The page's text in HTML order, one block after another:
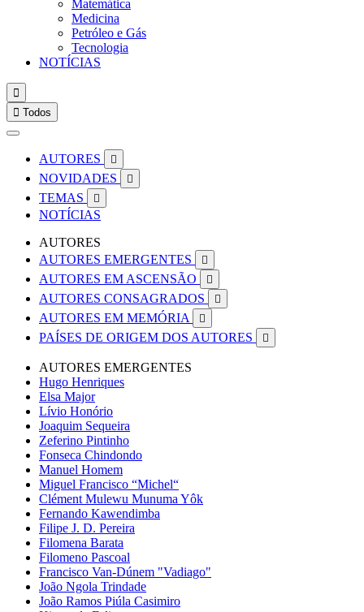
Matemática
Medicina
Petróleo e Gás
Tecnologia
NOTÍCIAS

 Todos
AUTORES 
NOVIDADES 
TEMAS 
NOTÍCIAS
AUTORES
AUTORES EMERGENTES

AUTORES EM ASCENSÃO 
AUTORES CONSAGRADOS 
AUTORES EM MEMÓRIA 
PAÍSES DE ORIGEM DOS AUTORES 
AUTORES EMERGENTES
Hugo Henriques
Elsa Major
Lívio Honório
Joaquim Sequeira
Zeferino Pintinho
Fonseca Chindondo
Manuel Homem
Miguel Francisco “Michel“
Clément Mulewu Munuma Yôk
Fernando Kawendimba
Filipe J. D. Pereira
Filomena Barata
Filomeno Pascoal
Francisco Van-Dúnem "Vadiago"
João Ngola Trindade
João Ramos Piúla Casimiro